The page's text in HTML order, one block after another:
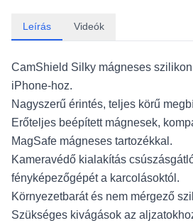
Leírás Videók
CamShield Silky mágneses
iPhone-hoz.
Nagyszerű érintés, teljes körű
Erőteljes beépített mágnesek,
MagSafe mágneses tartozékkal.
Kameravédő kialakítás
fényképezőgépét a karcolásoktól.
Környezetbarát és nem mérgező
Szükséges kivágások az